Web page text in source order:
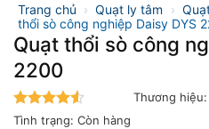
Trang chủ › Quạt ly tâm ›
thổi sò công nghiệp Daisy DYS
Quạt thổi sò công
2200
4.5trên 5
Thương hiệu:
Tình trạng: Còn hàng